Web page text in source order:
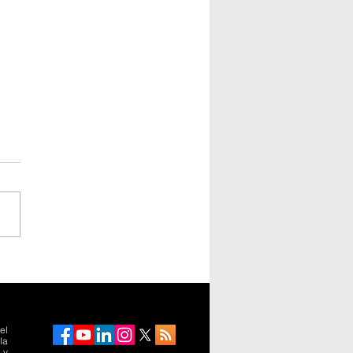
de los proyectos,